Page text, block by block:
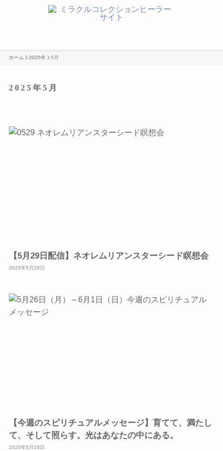
ホーム 2025年 5月
2025年5月
【5月29日配信】ネオレムリアンスターシード瞑想会
2025年5月29日
【今週のスピリチュアルメッセージ】育てて、満たし
て、そして照らす。光はあなたの中にある。
2025年5月25日